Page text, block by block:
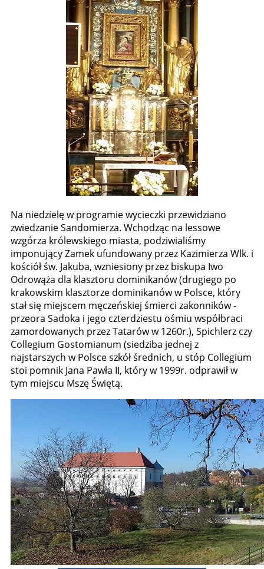
Na niedzielę w programie wycieczki przewidziano
zwiedzanie Sandomierza. Wchodząc na lessowe
wzgórza królewskiego miasta, podziwialiśmy
imponujący Zamek ufundowany przez Kazimierza Wlk. i
kościół św. Jakuba, wzniesiony przez biskupa Iwo
Odrowąża dla klasztoru dominikanów (drugiego po
krakowskim klasztorze dominikanów w Polsce, który
stał się miejscem męczeńskiej śmierci zakonników -
przeora Sadoka i jego czterdziestu ośmiu współbraci
zamordowanych przez Tatarów w 1260r.), Spichlerz czy
Collegium Gostomianum (siedziba jednej z
najstarszych w Polsce szkół średnich, u stóp Collegium
stoi pomnik Jana Pawła II, który w 1999r. odprawił w
tym miejscu Mszę Świętą.